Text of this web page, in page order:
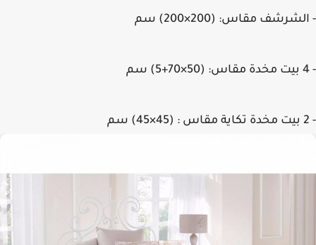
- الشرشف مقاس: (200×200) سم
- 4 بيت مخدة مقاس: (50×70+5) سم
- 2 بيت مخدة تكاية مقاس : (45×45) سم